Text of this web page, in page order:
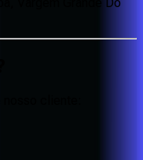
cliente: